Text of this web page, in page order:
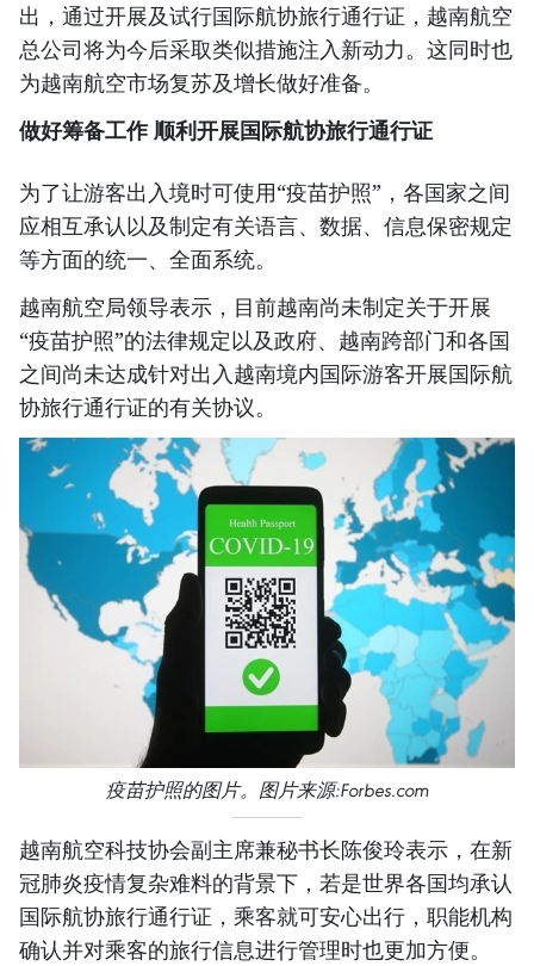
出，通过开展及试行国际航协旅行通行证，越南航空
总公司将为今后采取类似措施注入新动力。这同时也
为越南航空市场复苏及增长做好准备。
做好筹备工作 顺利开展国际航协旅行通行证
为了让游客出入境时可使用“疫苗护照”，各国家之间
应相互承认以及制定有关语言、数据、信息保密规定
等方面的统一、全面系统。
越南航空局领导表示，目前越南尚未制定关于开展
“疫苗护照”的法律规定以及政府、越南跨部门和各国
之间尚未达成针对出入越南境内国际游客开展国际航
协旅行通行证的有关协议。
疫苗护照的图片。图片来源:Forbes.com
越南航空科技协会副主席兼秘书长陈俊玲表示，在新
冠肺炎疫情复杂难料的背景下，若是世界各国均承认
国际航协旅行通行证，乘客就可安心出行，职能机构
确认并对乘客的旅行信息进行管理时也更加方便。